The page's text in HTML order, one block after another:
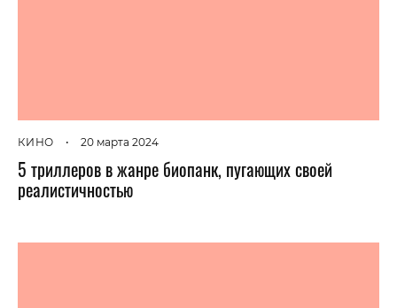
КИНО • 20 марта 2024
5 триллеров в жанре биопанк, пугающих своей
реалистичностью